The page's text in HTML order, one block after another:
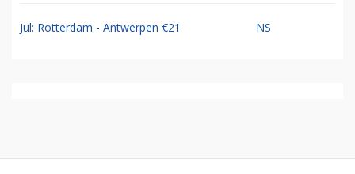
Jul: Rotterdam - Antwerpen €21 NS